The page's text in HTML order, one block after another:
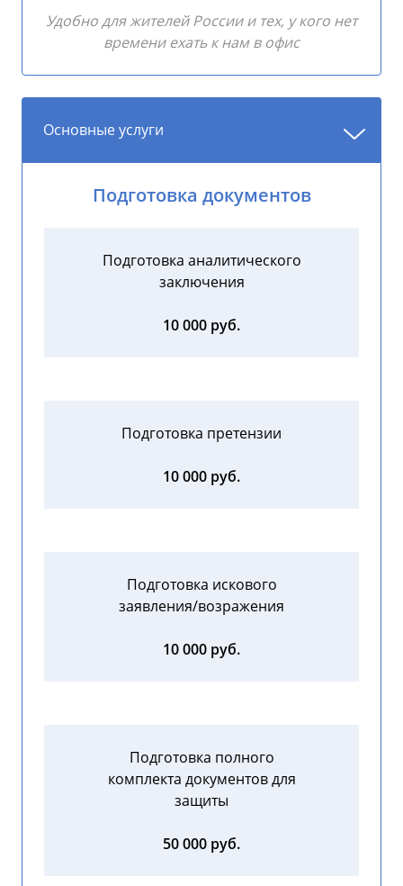
Удобно для жителей России и тех, у кого нет
времени ехать к нам в офис
Основные услуги
Подготовка документов
Подготовка аналитического
заключения
10 000 руб.
Подготовка претензии
10 000 руб.
Подготовка искового
заявления/возражения
10 000 руб.
Подготовка полного
комплекта документов для
защиты
50 000 руб.